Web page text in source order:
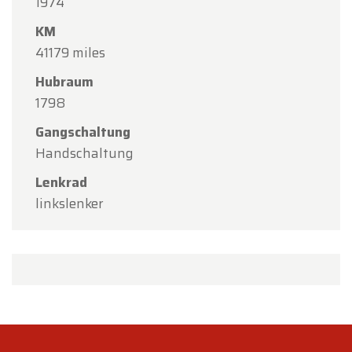
KM
41179 miles
Hubraum
1798
Gangschaltung
Handschaltung
Lenkrad
linkslenker